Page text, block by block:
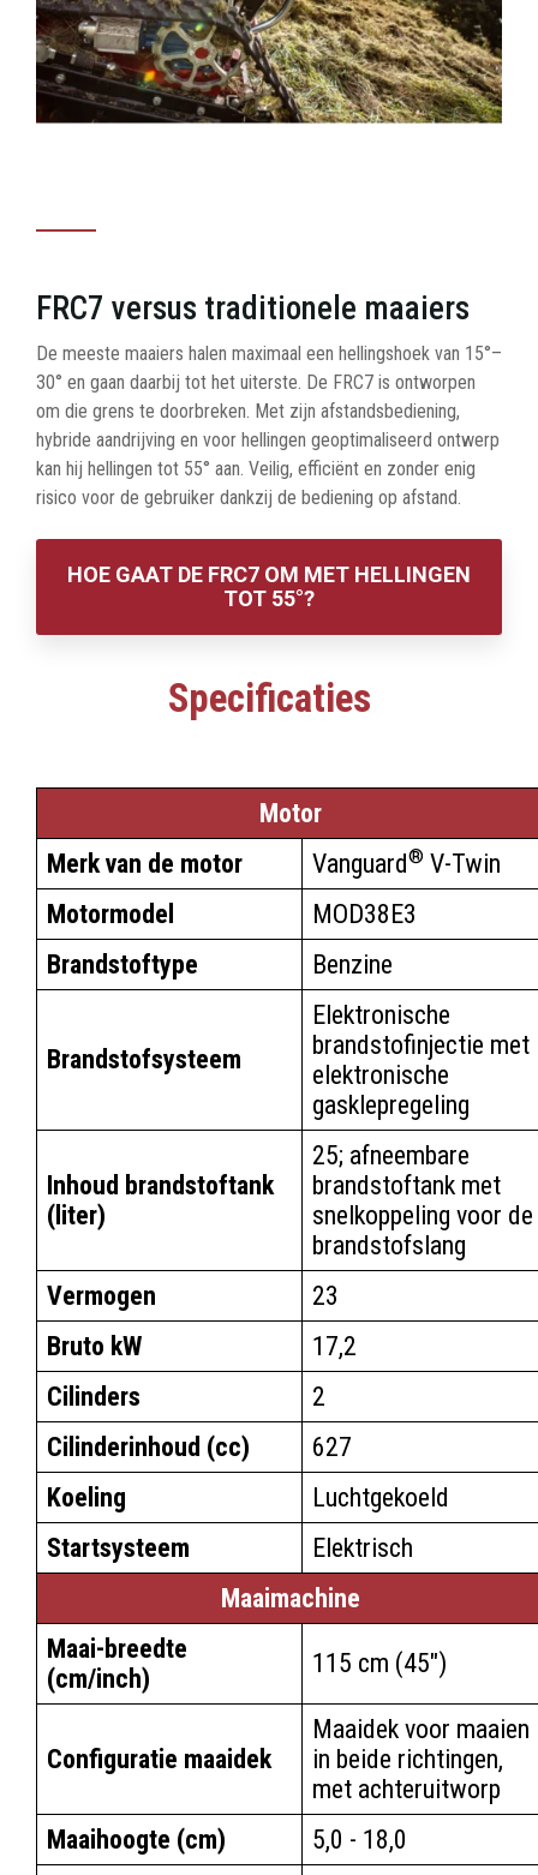
FRC7 versus traditionele maaiers
De meeste maaiers halen maximaal een hellingshoek van 15°–
30° en gaan daarbij tot het uiterste. De FRC7 is ontworpen
om die grens te doorbreken. Met zijn afstandsbediening,
hybride aandrijving en voor hellingen geoptimaliseerd ontwerp
kan hij hellingen tot 55° aan. Veilig, efficiënt en zonder enig
risico voor de gebruiker dankzij de bediening op afstand.
HOE GAAT DE FRC7 OM MET HELLINGEN
TOT 55°?
Specificaties
Motor
Merk van de motor
Vanguard® V-Twin
Motormodel
MOD38E3
Brandstoftype
Benzine
Brandstofsysteem
Elektronische
brandstofinjectie met
elektronische
gasklepregeling
Inhoud brandstoftank
(liter)
25; afneembare
brandstoftank met
snelkoppeling voor de
brandstofslang
Vermogen
23
Bruto kW
17,2
Cilinders
2
Cilinderinhoud (cc)
627
Koeling
Luchtgekoeld
Startsysteem
Elektrisch
Maaimachine
Maai-breedte
(cm/inch)
115 cm (45")
Configuratie maaidek
Maaidek voor maaien
in beide richtingen,
met achteruitworp
Maaihoogte (cm)
5,0 - 18,0